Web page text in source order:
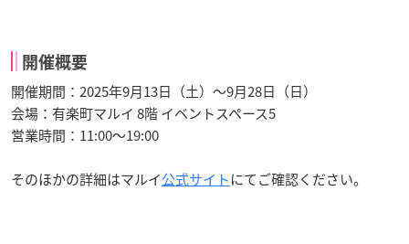
開催概要
開催期間：2025年9月13日（土）～9月28日（日）
会場：有楽町マルイ 8階 イベントスペース5
営業時間：11:00～19:00
そのほかの詳細はマルイ公式サイトにてご確認ください。